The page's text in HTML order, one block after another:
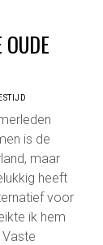
is de
maar
heeft
voor
ik hem